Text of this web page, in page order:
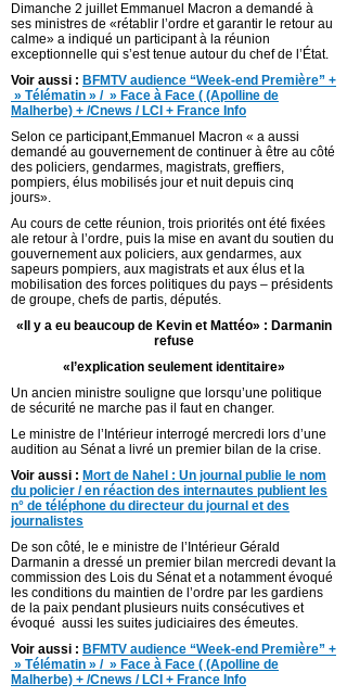
Dimanche 2 juillet Emmanuel Macron a demandé à
ses ministres de «rétablir l’ordre et garantir le retour au
calme» a indiqué un participant à la réunion
exceptionnelle qui s’est tenue autour du chef de l’État.
Voir aussi : BFMTV audience “Week-end Première” +
» Télématin » / » Face à Face ( (Apolline de
Malherbe) + /Cnews / LCI + France Info
Selon ce participant,Emmanuel Macron « a aussi
demandé au gouvernement de continuer à être au côté
des policiers, gendarmes, magistrats, greffiers,
pompiers, élus mobilisés jour et nuit depuis cinq
jours».
Au cours de cette réunion, trois priorités ont été fixées
ale retour à l’ordre, puis la mise en avant du soutien du
gouvernement aux policiers, aux gendarmes, aux
sapeurs pompiers, aux magistrats et aux élus et la
mobilisation des forces politiques du pays – présidents
de groupe, chefs de partis, députés.
«Il y a eu beaucoup de Kevin et Mattéo» : Darmanin
refuse
«l’explication seulement identitaire»
Un ancien ministre souligne que lorsqu’une politique
de sécurité ne marche pas il faut en changer.
Le ministre de l’Intérieur interrogé mercredi lors d’une
audition au Sénat a livré un premier bilan de la crise.
Voir aussi : Mort de Nahel : Un journal publie le nom
du policier / en réaction des internautes publient les
n° de téléphone du directeur du journal et des
journalistes
De son côté, le e ministre de l’Intérieur Gérald
Darmanin a dressé un premier bilan mercredi devant la
commission des Lois du Sénat et a notamment évoqué
les conditions du maintien de l’ordre par les gardiens
de la paix pendant plusieurs nuits consécutives et
évoqué aussi les suites judiciaires des émeutes.
Voir aussi : BFMTV audience “Week-end Première” +
» Télématin » / » Face à Face ( (Apolline de
Malherbe) + /Cnews / LCI + France Info